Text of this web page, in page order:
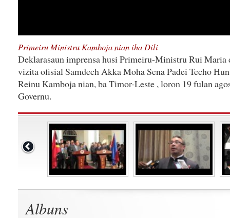
Primeiru Ministru Kamboja nian iha Dili
Deklarasaun imprensa husi Primeiru-Ministru Rui Maria
vizita ofisial Samdech Akka Moha Sena Padei Techo
Reinu Kamboja nian, ba Timor-Leste , loron 19 fulan
Governu.
Albuns